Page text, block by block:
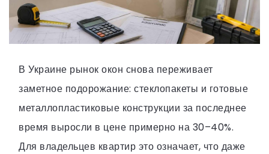
В Украине рынок окон снова переживает
заметное подорожание: стеклопакеты и готовые
металлопластиковые конструкции за последнее
время выросли в цене примерно на 30–40%.
Для владельцев квартир это означает, что даже